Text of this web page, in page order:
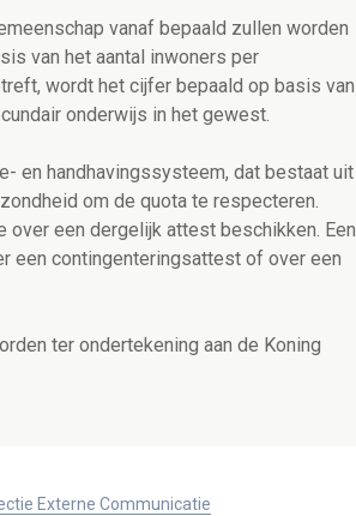
vanaf bepaald zullen worden
van het aantal inwoners per
wordt het cijfer bepaald op basis van
onderwijs in het gewest.
en handhavingssysteem, dat bestaat uit
om de quota te respecteren.
een dergelijk attest beschikken. Een
een contingenteringsattest of over een
ter ondertekening aan de Koning
Externe Communicatie